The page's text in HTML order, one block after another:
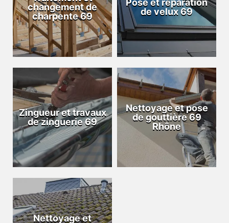
changement de
charpente 69
Pose et réparation
de velux 69
Zingueur et travaux
de zinguerie 69
Nettoyage et pose
de gouttière 69
Rhône
Nettoyage et